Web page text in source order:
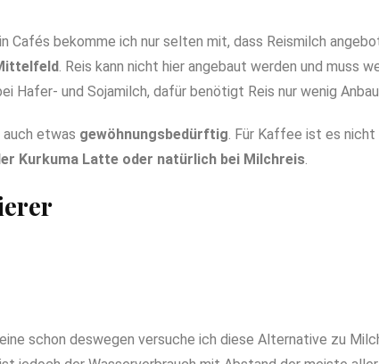
Cafés bekomme ich nur selten mit, dass Reismilch
. Reis kann nicht hier angebaut werden und muss
Hafer- und Sojamilch, dafür benötigt Reis nur wenig
etwas gewöhnungsbedürftig. Für Kaffee ist es nicht
Kurkuma Latte oder natürlich bei Milchreis.
schon deswegen versuche ich diese Alternative zu